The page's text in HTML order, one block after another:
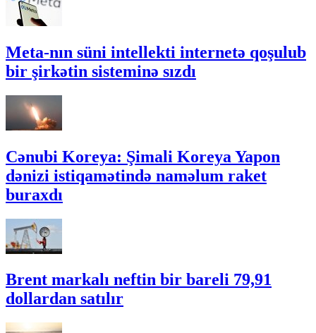
Meta-nın süni intellekti internetə qoşulub
bir şirkətin sisteminə sızdı
Cənubi Koreya: Şimali Koreya Yapon
dənizi istiqamətində naməlum raket
buraxdı
Brent markalı neftin bir bareli 79,91
dollardan satılır